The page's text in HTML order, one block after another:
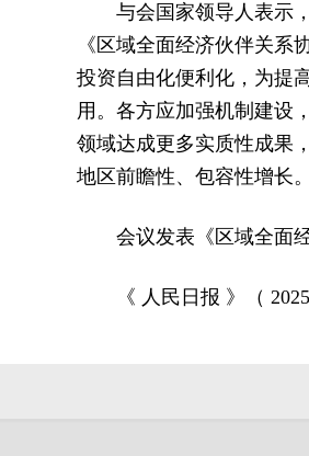
与会国家领导人表示
《区域全面经济伙伴关
投资自由化便利化，为提
用。各方应加强机制建设
领域达成更多实质性成果
地区前瞻性、包容性增长。
会议发表《区域全面
《 人民日报 》（